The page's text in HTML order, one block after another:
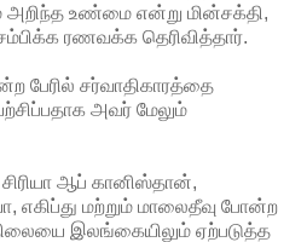
அறிந்த உண்மை என்று மின்சக்தி,
ரணவக்க தெரிவித்தார்.
பேரில் சர்வாதிகாரத்தை
அவர் மேலும்
சிரியா ஆப் கானிஸ்தான்,
எகிப்து மற்றும் மாலைதீவு போன்ற
இலங்கையிலும் ஏற்படுத்த